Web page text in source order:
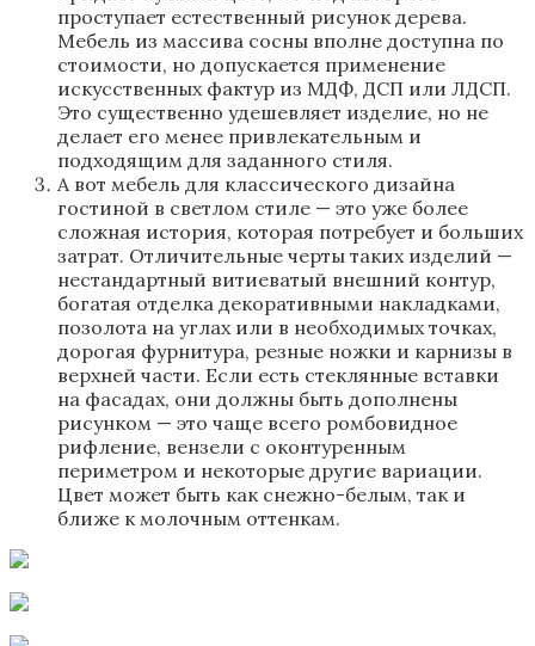
проступает естественный рисунок дерева.
Мебель из массива сосны вполне доступна по
стоимости, но допускается применение
искусственных фактур из МДФ, ДСП или ЛДСП.
Это существенно удешевляет изделие, но не
делает его менее привлекательным и
подходящим для заданного стиля.
А вот мебель для классического дизайна
гостиной в светлом стиле — это уже более
сложная история, которая потребует и больших
затрат. Отличительные черты таких изделий —
нестандартный витиеватый внешний контур,
богатая отделка декоративными накладками,
позолота на углах или в необходимых точках,
дорогая фурнитура, резные ножки и карнизы в
верхней части. Если есть стеклянные вставки
на фасадах, они должны быть дополнены
рисунком — это чаще всего ромбовидное
рифление, вензели с оконтуренным
периметром и некоторые другие вариации.
Цвет может быть как снежно-белым, так и
ближе к молочным оттенкам.